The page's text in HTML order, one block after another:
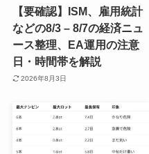
【要確認】ISM、雇用統計
などの8/3 – 8/7の経済ニュ
ース整理、EA運用の注意
日・時間帯を解説
2026年8月3日